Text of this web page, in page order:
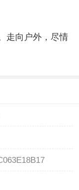
走向户外，尽情